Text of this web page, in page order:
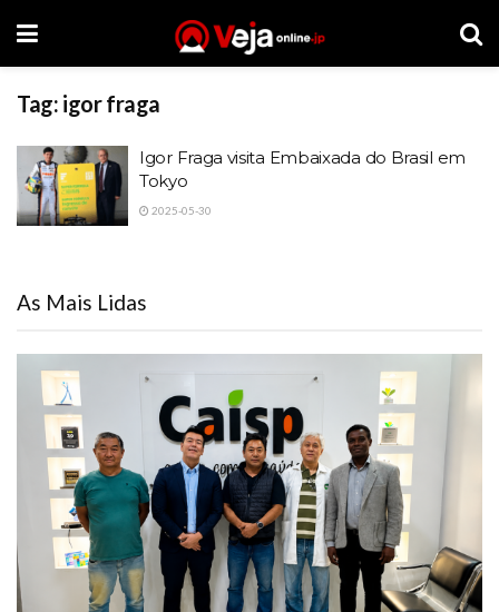
Tag: igor fraga
Igor Fraga visita Embaixada do Brasil em
Tokyo
2025-05-30
As Mais Lidas